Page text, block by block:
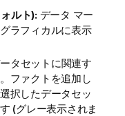
ルト): データ マー
ラフィカルに表示
タセットに関連す
ファクトを追加し
択したデータセッ
(グレー表示されま